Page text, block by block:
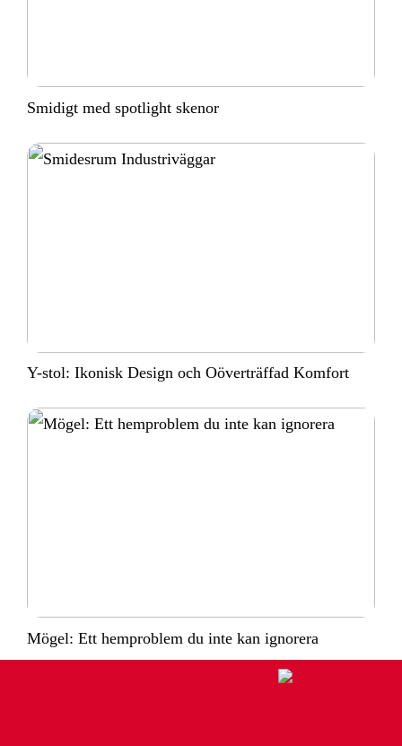
Smidigt med spotlight skenor
Y-stol: Ikonisk Design och Oöverträffad Komfort
Mögel: Ett hemproblem du inte kan ignorera